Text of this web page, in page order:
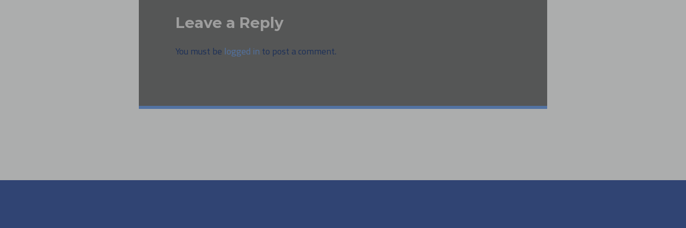
Leave a Reply
You must be logged into post a comment.